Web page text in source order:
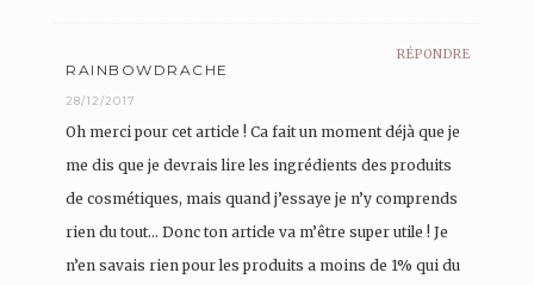
RÉPONDRE
RAINBOWDRACHE
28/12/2017
Oh merci pour cet article ! Ca fait un moment déjà que je
me dis que je devrais lire les ingrédients des produits
de cosmétiques, mais quand j’essaye je n’y comprends
rien du tout… Donc ton article va m’être super utile ! Je
n’en savais rien pour les produits a moins de 1% qui du